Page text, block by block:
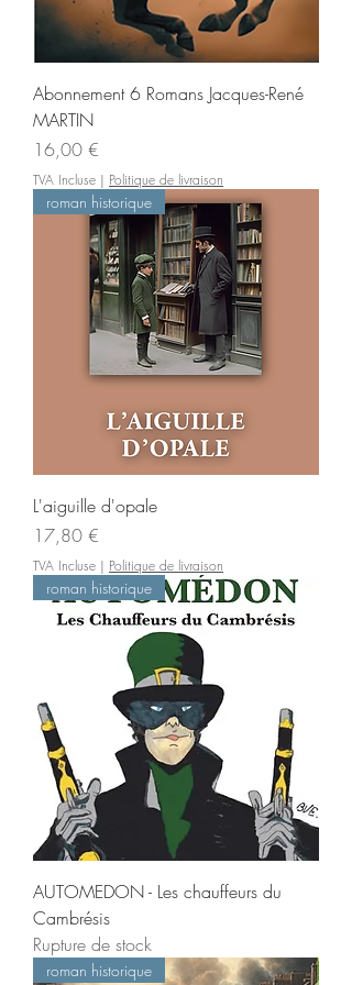
Abonnement 6 Romans Jacques-René
MARTIN
Prix
16,00 €
TVA Incluse | Politique de livraison
roman historique
L'aiguille d'opale
Prix
17,80 €
TVA Incluse | Politique de livraison
roman historique
AUTOMEDON - Les chauffeurs du
Cambrésis
Rupture de stock
roman historique